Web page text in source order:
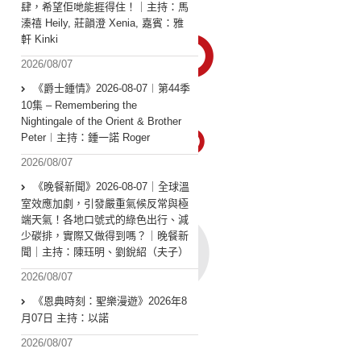
肆，希望佢哋能捱得住！｜主持：馬
溱禧 Heily, 莊韻澄 Xenia, 嘉賓：雅
軒 Kinki
2026/08/07
《爵士鍾情》2026-08-07︱第44季
10集 – Remembering the
Nightingale of the Orient & Brother
Peter︱主持：鍾一諾 Roger
2026/08/07
《晚餐新聞》2026-08-07｜全球溫
室效應加劇，引發嚴重氣候反常與極
端天氣！各地口號式的綠色出行、減
少碳排，實際又做得到嗎？｜晚餐新
聞｜主持：陳珏明、劉銳紹（夫子）
2026/08/07
《恩典時刻：聖樂漫遊》2026年8
月07日 主持：以諾
2026/08/07